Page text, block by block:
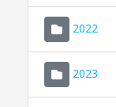
2022
2023